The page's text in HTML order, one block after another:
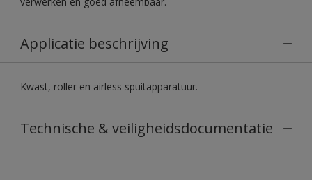
Applicatie beschrijving
Kwast, roller en airless spuitapparatuur.
Technische & veiligheidsdocumentatie